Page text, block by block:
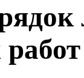
работ